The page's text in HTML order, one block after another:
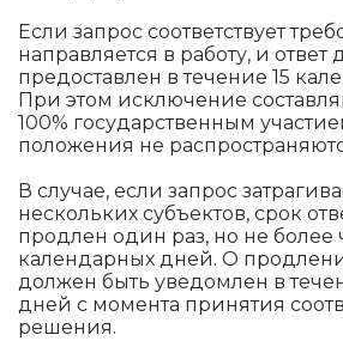
Если запрос соответствует
направляется в работу, и ответ
предоставлен в течение 15
При этом исключение
100% государственным
положения не
В случае, если запрос
нескольких субъектов, срок
продлен один раз, но не более
календарных дней. О
должен быть уведомлен в
дней с момента принятия
решения.